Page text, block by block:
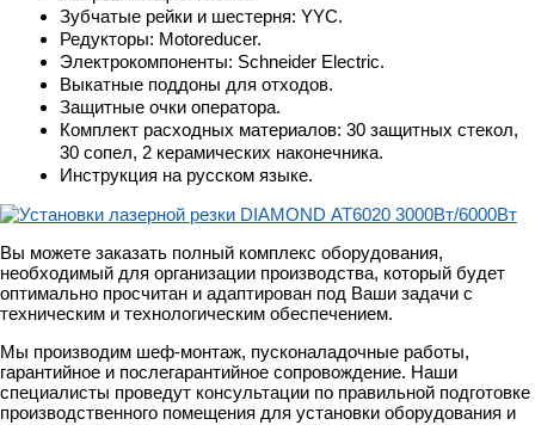
Зубчатые рейки и шестерня: YYC.
Редукторы: Motoreducer.
Электрокомпоненты: Schneider Electric.
Выкатные поддоны для отходов.
Защитные очки оператора.
Комплект расходных материалов: 30 защитных стекол,
30 сопел, 2 керамических наконечника.
Инструкция на русском языке.
Вы можете заказать полный комплекс оборудования,
необходимый для организации производства, который будет
оптимально просчитан и адаптирован под Ваши задачи с
техническим и технологическим обеспечением.
Мы производим шеф-монтаж, пусконаладочные работы,
гарантийное и послегарантийное сопровождение. Наши
специалисты проведут консультации по правильной подготовке
производственного помещения для установки оборудования и